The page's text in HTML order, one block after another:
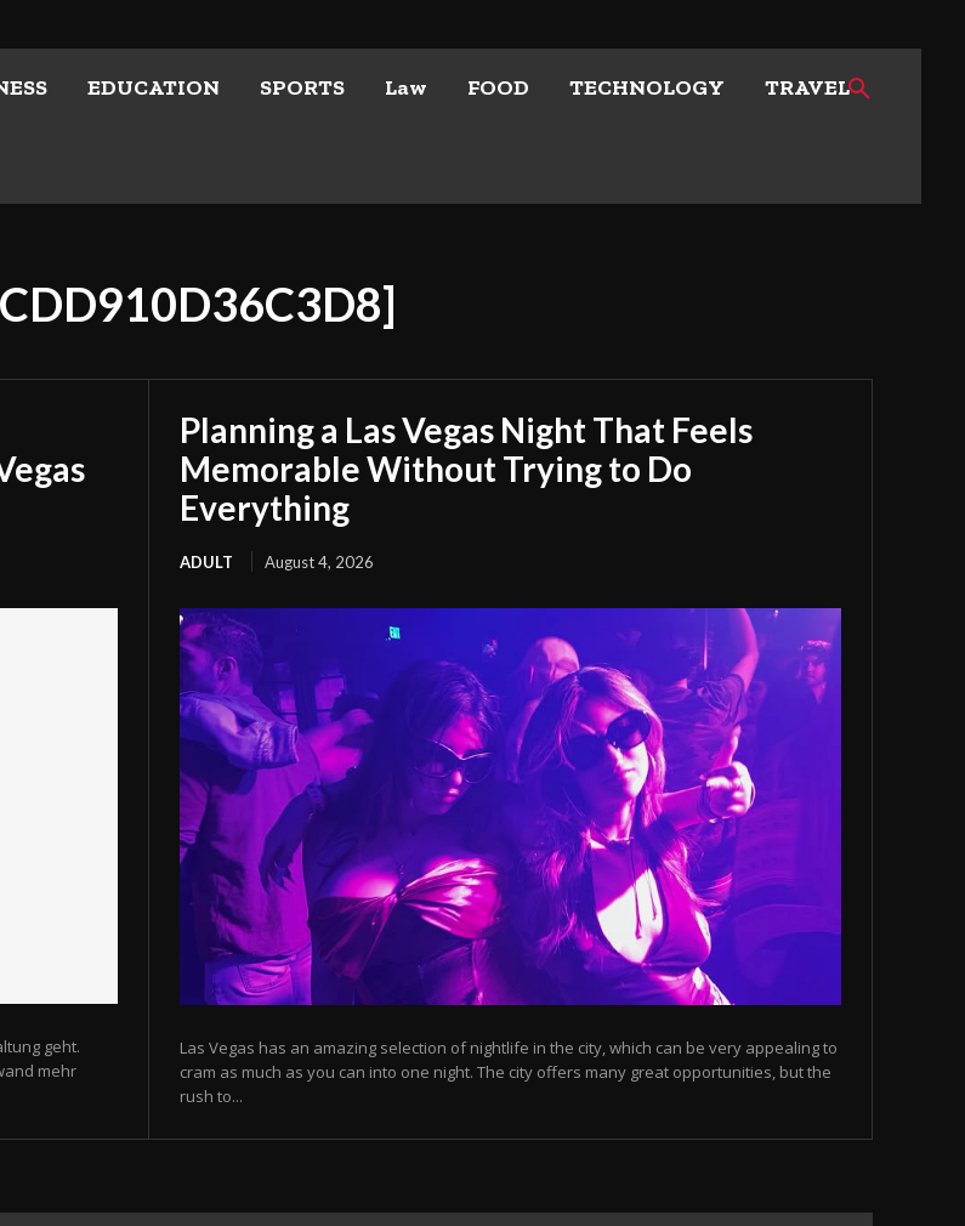
EDUCATION SPORTS Law FOOD TECHNOLOGY TRAVEL
geht.
mehr
Planning a Las Vegas Night That Feels
Memorable Without Trying to Do
Everything
ADULT August 4, 2026
Las Vegas has an amazing selection of nightlife in the city, which can be very appealing to
cram as much as you can into one night. The city offers many great opportunities, but the
rush to...